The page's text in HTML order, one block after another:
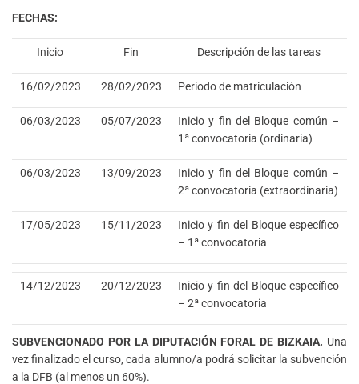
FECHAS:
Inicio Fin Descripción de las tareas
16/02/2023 28/02/2023 Periodo de matriculación
06/03/2023 05/07/2023
Inicio y fin del Bloque común –
1ª convocatoria (ordinaria)
06/03/2023 13/09/2023
Inicio y fin del Bloque común –
2ª convocatoria (extraordinaria)
17/05/2023 15/11/2023
Inicio y fin del Bloque específico
– 1ª convocatoria
14/12/2023 20/12/2023
Inicio y fin del Bloque específico
– 2ª convocatoria
SUBVENCIONADO POR LA DIPUTACIÓN FORAL DE BIZKAIA. Una
vez finalizado el curso, cada alumno/a podrá solicitar la subvención
a la DFB (al menos un 60%).